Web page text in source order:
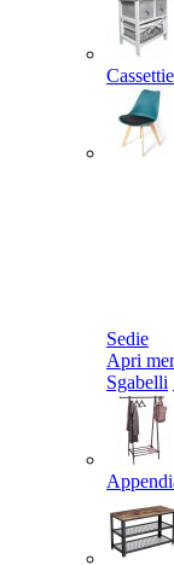
Sedie
Apri
Sgabelli